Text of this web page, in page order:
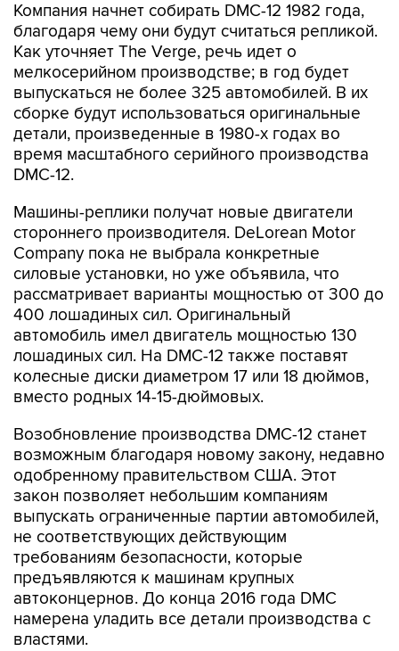
Компания начнет собирать DMC-12 1982 года,
благодаря чему они будут считаться репликой.
Как уточняет The Verge, речь идет о
мелкосерийном производстве; в год будет
выпускаться не более 325 автомобилей. В их
сборке будут использоваться оригинальные
детали, произведенные в 1980-х годах во
время масштабного серийного производства
DMC-12.
Машины-реплики получат новые двигатели
стороннего производителя. DeLorean Motor
Company пока не выбрала конкретные
силовые установки, но уже объявила, что
рассматривает варианты мощностью от 300 до
400 лошадиных сил. Оригинальный
автомобиль имел двигатель мощностью 130
лошадиных сил. На DMC-12 также поставят
колесные диски диаметром 17 или 18 дюймов,
вместо родных 14-15-дюймовых.
Возобновление производства DMC-12 станет
возможным благодаря новому закону, недавно
одобренному правительством США. Этот
закон позволяет небольшим компаниям
выпускать ограниченные партии автомобилей,
не соответствующих действующим
требованиям безопасности, которые
предъявляются к машинам крупных
автоконцернов. До конца 2016 года DMC
намерена уладить все детали производства с
властями.